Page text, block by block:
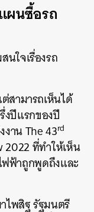
ผนซื้อรถ
นใจเรื่องรถ
สามารถเห็นได้
งปีแรกของปี
งานThe 43rd
2022 ที่ทำให้เห็น
ฟ้าถูกพูดถึงและ
ไพสิฐ รัฐมนตรี